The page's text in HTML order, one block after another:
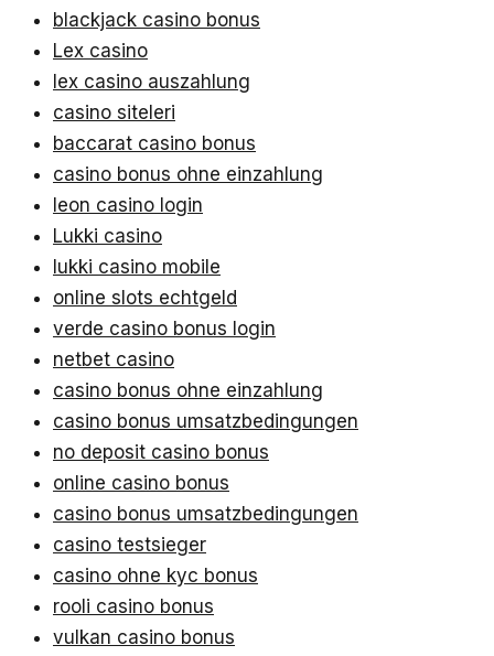
blackjack casino bonus
Lex casino
lex casino auszahlung
casino siteleri
baccarat casino bonus
casino bonus ohne einzahlung
leon casino login
Lukki casino
lukki casino mobile
online slots echtgeld
verde casino bonus login
netbet casino
casino bonus ohne einzahlung
casino bonus umsatzbedingungen
no deposit casino bonus
online casino bonus
casino bonus umsatzbedingungen
casino testsieger
casino ohne kyc bonus
rooli casino bonus
vulkan casino bonus